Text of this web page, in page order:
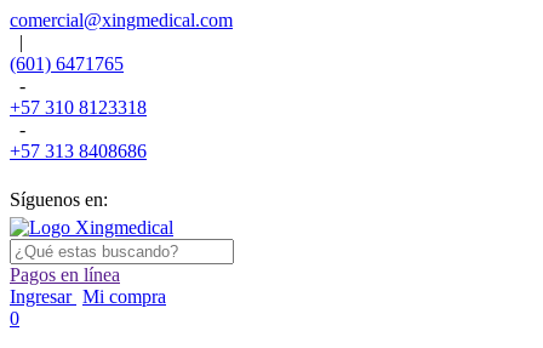
comercial@xingmedical.com
|
(601) 6471765
-
+57 310 8123318
-
+57 313 8408686
Síguenos en:
Pagos en línea
Ingresar Mi compra
0